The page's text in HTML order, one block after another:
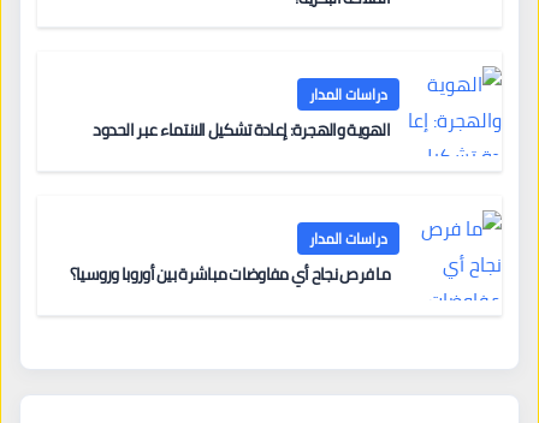
دراسات المدار
الهوية والهجرة: إعادة تشكيل الانتماء عبر الحدود
دراسات المدار
ما فرص نجاح أي مفاوضات مباشرة بين أوروبا وروسيا؟